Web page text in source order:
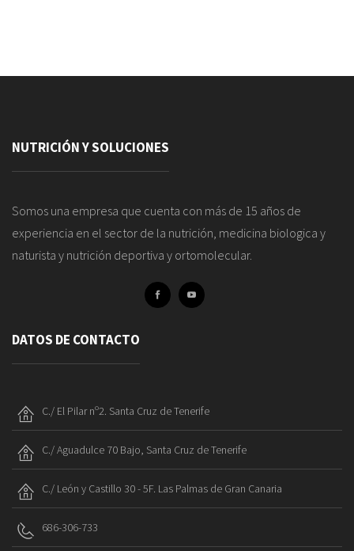
NUTRICIÓN Y SOLUCIONES
Somos una empresa que cuenta con más de 15 años de
experiencia en el sector de la nutrición, medicina biologica y
naturista y nutrición deportiva y ortomolecular.
DATOS DE CONTACTO
C./ El Pilar nº2. Santa Cruz de Tenerife
C./ Aguadulce 70 Bajo, Santa Cruz de Tenerife
C./ León y Castillo 30 - 5F. Las Palmas de Gran Canaria
686-306-733